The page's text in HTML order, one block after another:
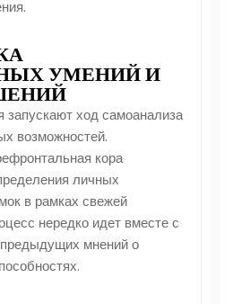
УМЕНИЙ И
запускают ход самоанализа
возможностей.
кора
личных
в рамках свежей
нередко идет вместе с
мнений о